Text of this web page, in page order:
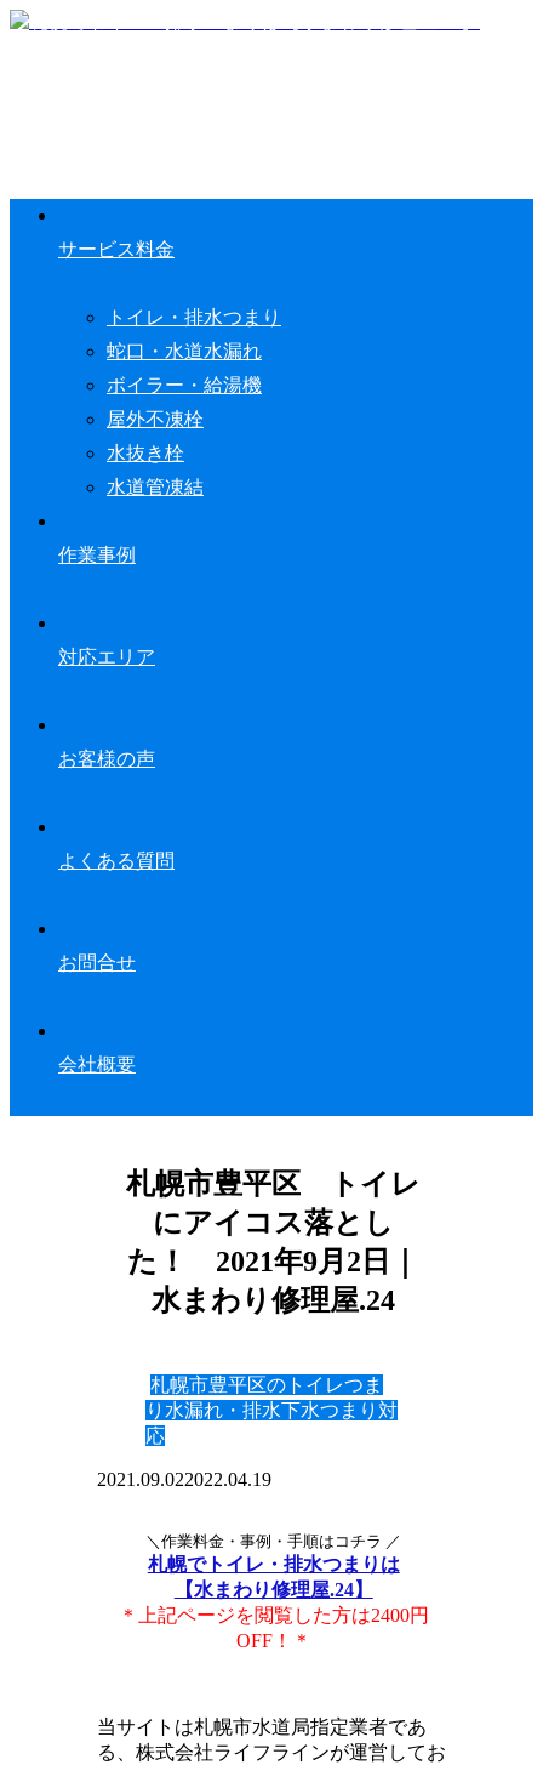
サービス料金
トイレ・排水つまり
蛇口・水道水漏れ
ボイラー・給湯機
屋外不凍栓
水抜き栓
水道管凍結
作業事例
対応エリア
お客様の声
よくある質問
お問合せ
会社概要
札幌市豊平区 トイレ
にアイコス落とし
た！ 2021年9月2日｜
水まわり修理屋.24
札幌市豊平区のトイレつま
り水漏れ・排水下水つまり対
応
2021.09.022022.04.19
＼作業料金・事例・手順はコチラ ／
札幌でトイレ・排水つまりは
【水まわり修理屋.24】
＊上記ページを閲覧した方は2400円
OFF！＊
当サイトは札幌市水道局指定業者であ
る、株式会社ライフラインが運営してお